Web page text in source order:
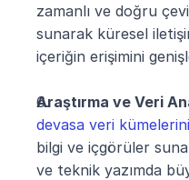
zamanlı ve doğru
sunarak küresel
içeriğin erişimini
Araştırma ve Veri
devasa veri
bilgi ve içgörüler
ve teknik yazımda